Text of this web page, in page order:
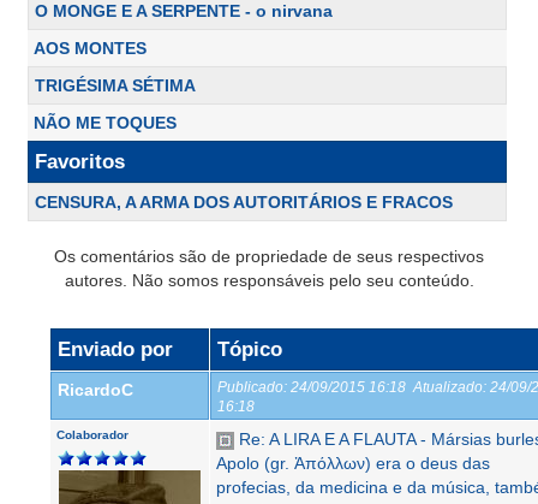
O MONGE E A SERPENTE - o nirvana
AOS MONTES
TRIGÉSIMA SÉTIMA
NÃO ME TOQUES
Favoritos
CENSURA, A ARMA DOS AUTORITÁRIOS E FRACOS
Os comentários são de propriedade de seus respectivos
autores. Não somos responsáveis pelo seu conteúdo.
Enviado por Tópico
RicardoC Publicado: 24/09/2015 16:18 Atualizado: 24/09/
16:18
Colaborador
Re: A LIRA E A FLAUTA - Mársias
Apolo (gr. Ἀπόλλων) era o deus das
profecias, da medicina e da música,